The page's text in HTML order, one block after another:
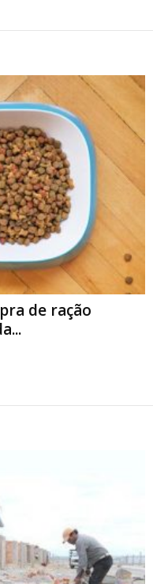
de ração